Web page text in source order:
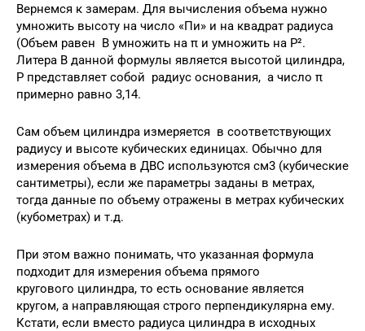
Вернемся к замерам. Для вычисления объема нужно
умножить высоту на число «Пи» и на квадрат радиуса
(Объем равен В умножить на π и умножить на Р².
Литера В данной формулы является высотой цилиндра,
Р представляет собой радиус основания, а число π
примерно равно 3,14.
Сам объем цилиндра измеряется в соответствующих
радиусу и высоте кубических единицах. Обычно для
измерения объема в ДВС используются см3 (кубические
сантиметры), если же параметры заданы в метрах,
тогда данные по объему отражены в метрах кубических
(кубометрах) и т.д.
При этом важно понимать, что указанная формула
подходит для измерения объема прямого
кругового цилиндра, то есть основание является
кругом, а направляющая строго перпендикулярна ему.
Кстати, если вместо радиуса цилиндра в исходных